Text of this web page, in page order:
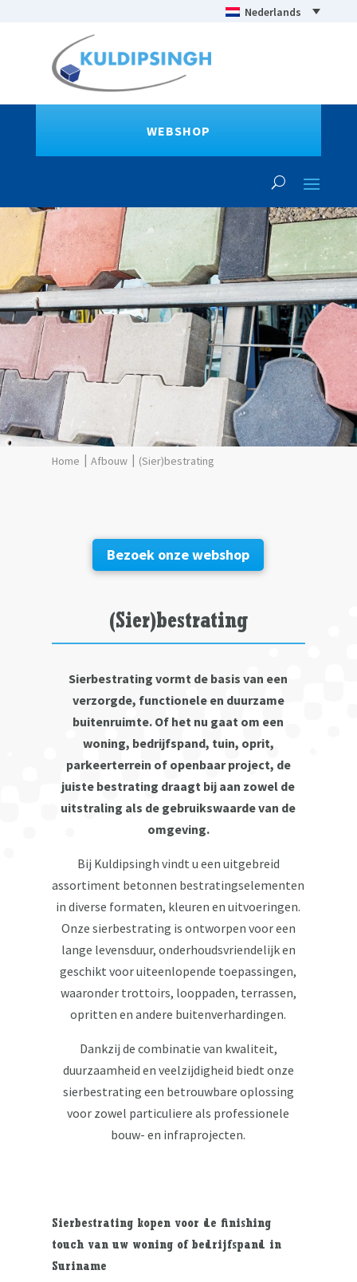
Nederlands
WEBSHOP
Afbouw (Sier)bestrating
Bezoek onze webshop
(Sier)bestrating
Sierbestrating vormt de basis van een
verzorgde, functionele en duurzame
buitenruimte. Of het nu gaat om een
woning, bedrijfspand, tuin, oprit,
parkeerterrein of openbaar project, de
juiste bestrating draagt bij aan zowel de
uitstraling als de gebruikswaarde van de
omgeving.
Bij Kuldipsingh vindt u een uitgebreid
assortiment betonnen bestratingselementen
in diverse formaten, kleuren en uitvoeringen.
Onze sierbestrating is ontworpen voor een
lange levensduur, onderhoudsvriendelijk en
geschikt voor uiteenlopende toepassingen,
waaronder trottoirs, looppaden, terrassen,
opritten en andere buitenverhardingen.
Dankzij de combinatie van kwaliteit,
duurzaamheid en veelzijdigheid biedt onze
sierbestrating een betrouwbare oplossing
voor zowel particuliere als professionele
bouw- en infraprojecten.
Sierbestrating kopen voor de finishing
touch van uw woning of bedrijfspand in
Suriname